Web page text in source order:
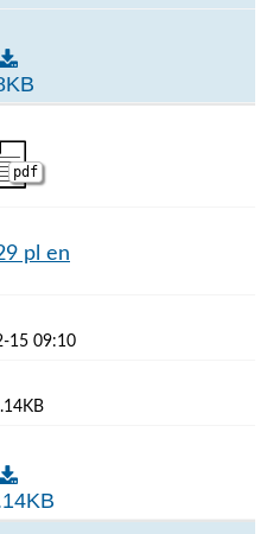
okólników w
pdf
pl en
15 09:10
pl en